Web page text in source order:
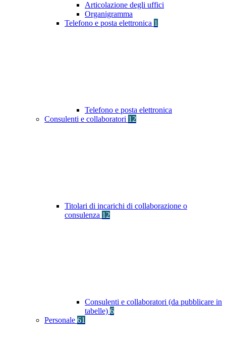
Articolazione degli uffici
Organigramma
Telefono e posta elettronica 1
Telefono e posta elettronica
Consulenti e collaboratori 12
Titolari di incarichi di collaborazione o
consulenza 12
Consulenti e collaboratori (da pubblicare in
tabelle) 6
Personale 61